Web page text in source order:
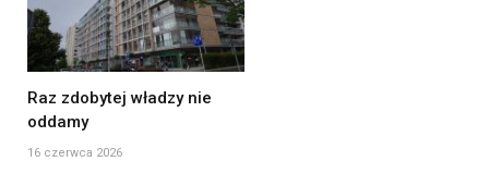
Raz zdobytej władzy nie
oddamy
16 czerwca 2026